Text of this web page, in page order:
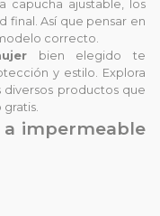
capucha ajustable, los
final. Así que pensar en
correcto.
bien elegido te
y estilo. Explora
productos que
a impermeable